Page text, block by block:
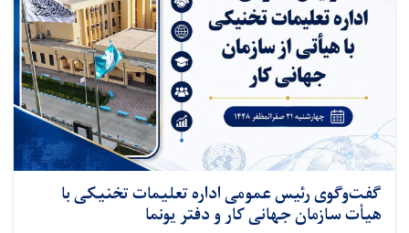
گفت‌وگوی رئیس عمومی اداره تعلیمات تخنیکی با
هیأت سازمان جهانی کار و دفتر یونما